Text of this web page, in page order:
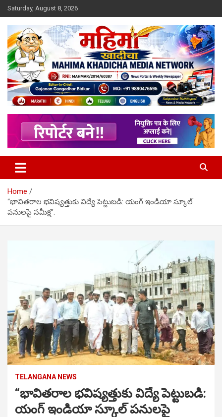
Skip
to
content
Saturday, August 8, 2026
Mahimakhadicha
Home
“భావితరాల భవిష్యత్తుకు విద్యే పెట్టుబడి: యంగ్ ఇండియా స్కూల్
పనులపై సమీక్ష”.
TELANGANA NEWS
“భావితరాల భవిష్యత్తుకు విద్యే పెట్టుబడి:
యంగ్ ఇండియా స్కూల్ పనులపై